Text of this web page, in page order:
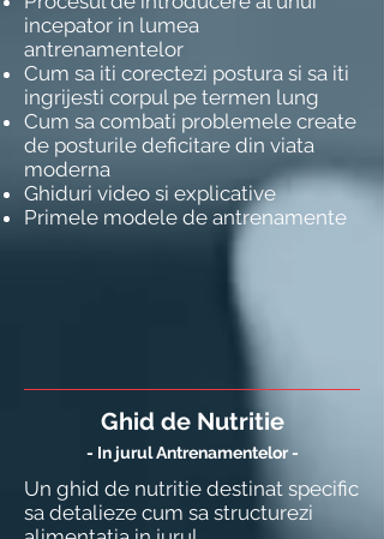
incepator in lumea
antrenamentelor
Cum sa iti corectezi postura si sa iti
ingrijesti corpul pe termen lung
Cum sa combati problemele create
de posturile deficitare din viata
moderna
Ghiduri video si explicative
Primele modele de antrenamente
Ghid de Nutritie
- In jurul Antrenamentelor -
Un ghid de nutritie destinat specific
sa detalieze cum sa structurezi